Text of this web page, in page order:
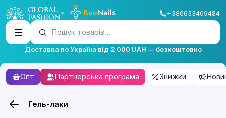
+380633409484
Пошук товарів...
Доставка по Україна від 2 000 UAH — безкоштовно
Опт Партнерська програма Знижки
Гель-лаки